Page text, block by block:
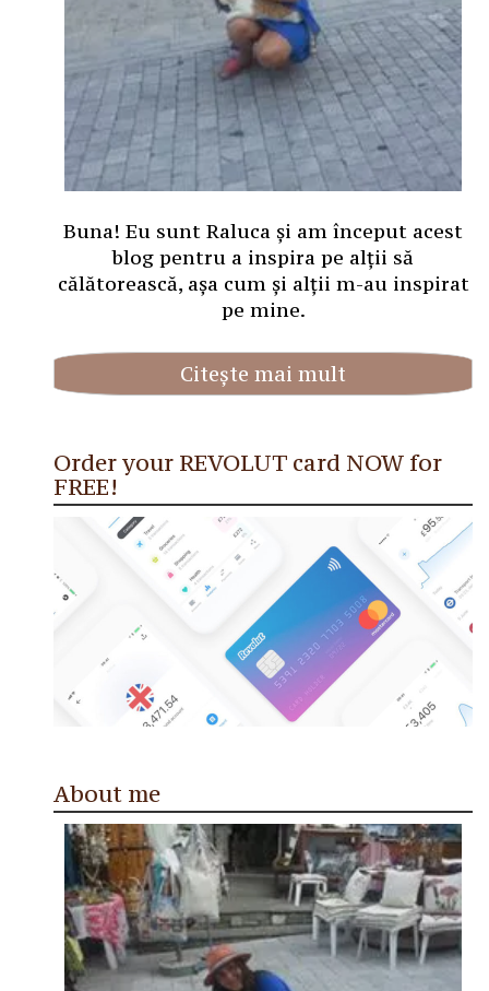
Buna! Eu sunt Raluca și am început acest
blog pentru a inspira pe alții să
călătorească, așa cum și alții m-au inspirat
pe mine.
Citește mai mult
Order your REVOLUT card NOW for
FREE!
About me